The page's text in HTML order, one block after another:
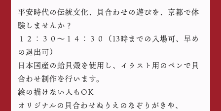
平安時代の伝統文化、貝合わせの遊びを、京都で体
験しませんか？
１２：３０〜１４：３０（13時までの入場可、早め
の退出可）
日本国産の蛤貝殻を使用し、イラスト用のペンで貝
合わせ制作を行います。
絵の描けない人もOK
オリジナルの貝合わせぬりえのなぞりがきや、